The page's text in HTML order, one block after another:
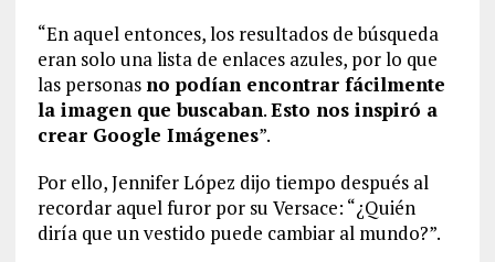
“En aquel entonces, los resultados de búsqueda
eran solo una lista de enlaces azules, por lo que
las personas no podían encontrar fácilmente
la imagen que buscaban.Esto nos inspiró a
crear Google Imágenes”.
Por ello, Jennifer López dijo tiempo después al
recordar aquel furor por su Versace: “¿Quién
diría que un vestido puede cambiar al mundo?”.